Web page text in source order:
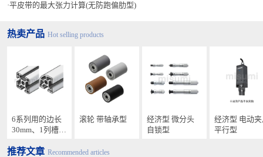
平皮带的最大张力计算(无防跑偏肋型)
热卖产品 Hot selling products
6系列用的边长
30mm、1列槽铝
滚轮 带轴承型
经济型 微分头
自锁型
经济型 电动夹
平行型
推荐文章 Recommended articles